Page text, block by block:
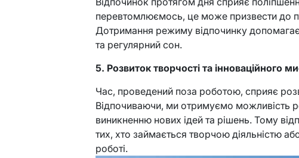
перевтомлюємось, це може призвести до
Дотримання режиму відпочинку
та регулярний сон.
5. Розвиток творчості та інноваційного
Час, проведений поза роботою, сприяє
Відпочиваючи, ми отримуємо можливість
виникненню нових ідей та рішень. Тому
тих, хто займається творчою діяльністю
роботі.